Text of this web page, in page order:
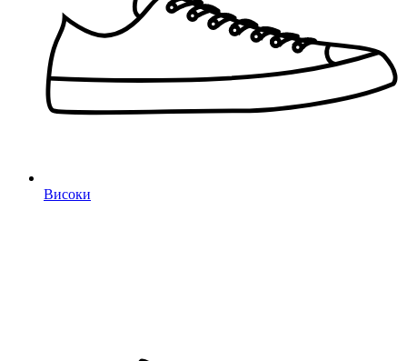
Високи